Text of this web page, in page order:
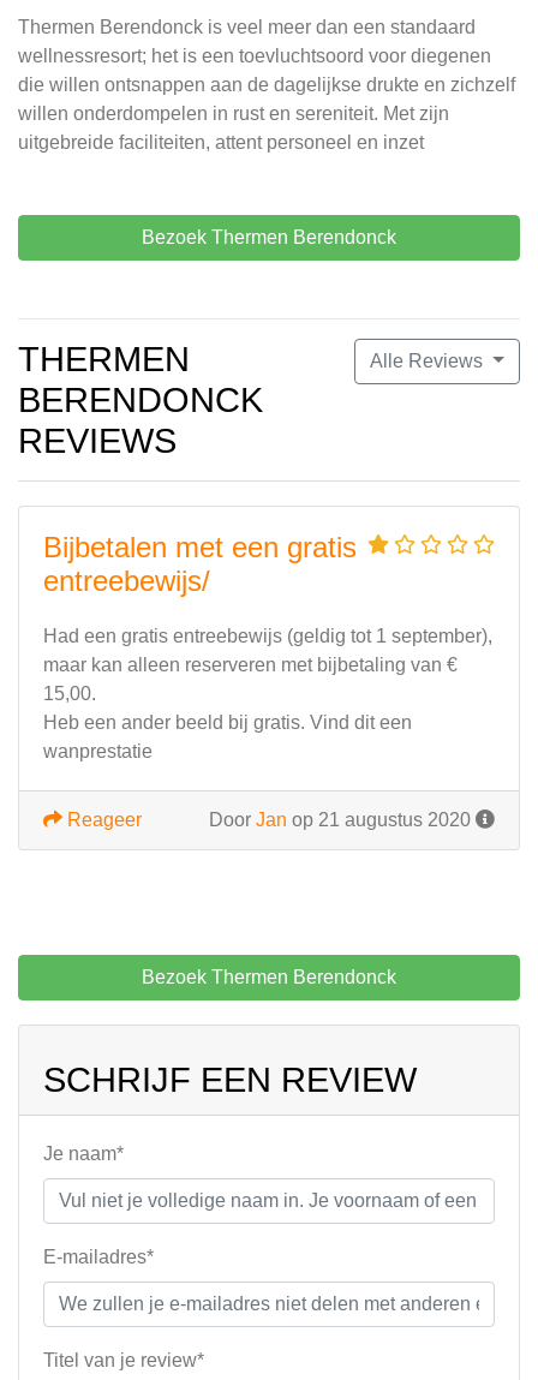
Thermen Berendonck is veel meer dan een standaard
wellnessresort; het is een toevluchtsoord voor diegenen
die willen ontsnappen aan de dagelijkse drukte en zichzelf
willen onderdompelen in rust en sereniteit. Met zijn
uitgebreide faciliteiten, attent personeel en inzet
Bezoek Thermen Berendonck
Alle Reviews
THERMEN
BERENDONCK
REVIEWS
Bijbetalen met een gratis
entreebewijs/
Had een gratis entreebewijs (geldig tot 1 september),
maar kan alleen reserveren met bijbetaling van €
15,00.
Heb een ander beeld bij gratis. Vind dit een
wanprestatie
Door Jan op 21 augustus 2020
Reageer
Bezoek Thermen Berendonck
SCHRIJF EEN REVIEW
Je naam*
E-mailadres*
Titel van je review*